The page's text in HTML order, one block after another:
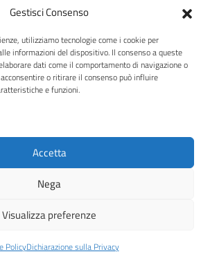
Gestisci Consenso
utilizziamo tecnologie come i cookie per
informazioni del dispositivo. Il consenso a queste
dati come il comportamento di navigazione o
o ritirare il consenso può influire
e funzioni.
Accetta
Nega
Visualizza preferenze
PolicyDichiarazione sulla Privacy
del sito